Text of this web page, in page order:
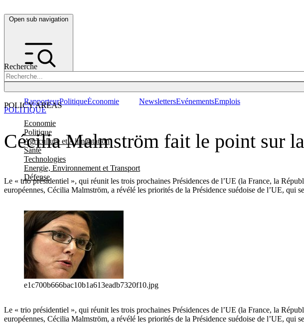
Open sub navigation
Recherche
POLICY AREAS
Economie
Politique
Agriculture et Alimentation
Santé
Technologies
Energie, Environnement et Transport
Défense
RapporteurPolitiqueÉconomie NewslettersEvénementsEmplois
Cécilia Malmström fait le point sur
Le « trio présidentiel », qui réunit les trois prochaines Présidences de l’UE (la France, la
européennes, Cécilia Malmström, a révélé les priorités de la Présidence suédoise de l’UE, qui
POLITIQUE
e1c700b666bac10b1a613eadb7320f10.jpg
Le « trio présidentiel », qui réunit les trois prochaines Présidences de l’UE (la France, la
européennes, Cécilia Malmström, a révélé les priorités de la Présidence suédoise de l’UE, qui